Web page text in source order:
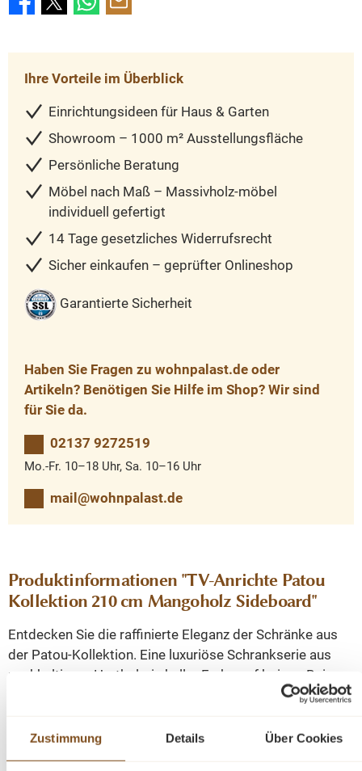
Zustimmung Details Über Cookies
Ihre Vorteile im Überblick
Einrichtungsideen für Haus & Garten
Showroom – 1000 m² Ausstellungsfläche
Persönliche Beratung
Möbel nach Maß – Massivholz-möbel
individuell gefertigt
14 Tage gesetzliches Widerrufsrecht
Sicher einkaufen – geprüfter Onlineshop
Garantierte Sicherheit
Haben Sie Fragen zu wohnpalast.de oder
Artikeln? Benötigen Sie Hilfe im Shop? Wir sind
für Sie da.
02137 9272519
Mo.-Fr. 10–18 Uhr, Sa. 10–16 Uhr
mail@wohnpalast.de
Produktinformationen "TV-Anrichte Patou
Kollektion 210 cm Mangoholz Sideboard"
Entdecken Sie die raffinierte Eleganz der Schränke aus
der Patou-Kollektion. Eine luxuriöse Schrankserie aus
nachhaltigem Hartholz, in heller Farbe auf beigen Beinen.
Die elegante Form mit Lamellenmuster und die grifflosen
Werten Sie Ihr Interieur mit der Faszination der Patou-
Serie für einen zeitlosen Look auf.